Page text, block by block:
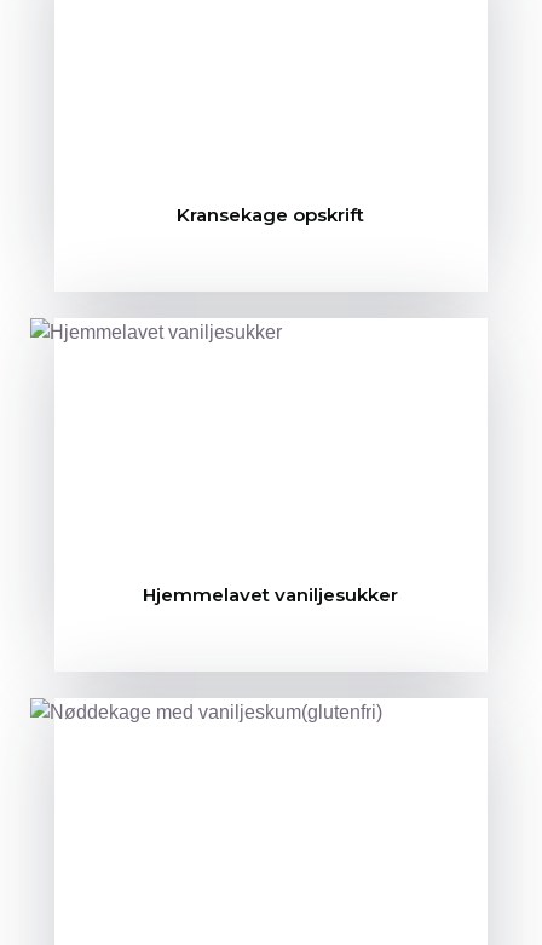
Kransekage opskrift
Hjemmelavet vaniljesukker